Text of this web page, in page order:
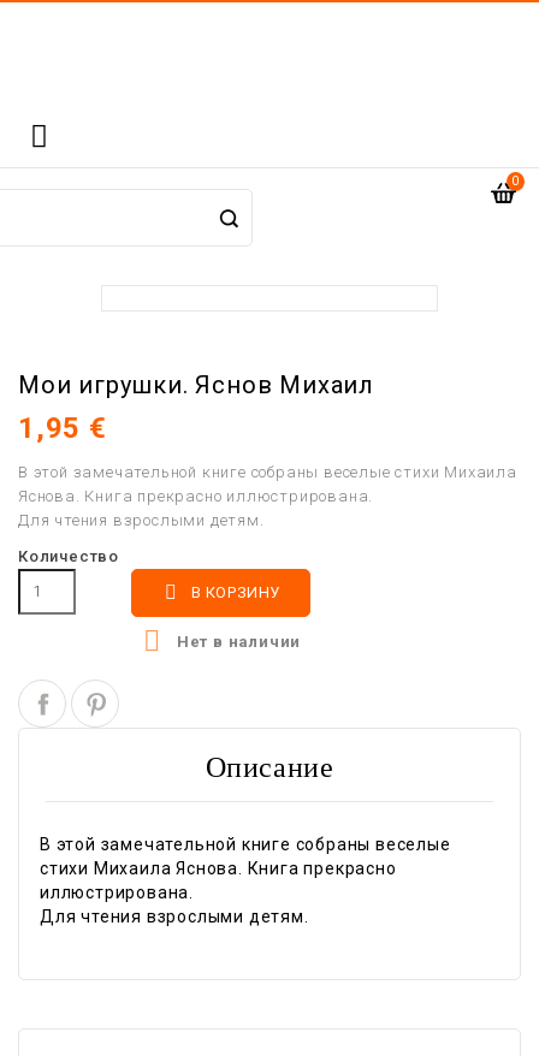

0
Мои игрушки. Яснов Михаил
1,95 €
В этой замечательной книге собраны веселые стихи Михаила
Яснова. Книга прекрасно иллюстрирована.
Для чтения взрослыми детям.
Количество
 В КОРЗИНУ
 Нет в наличии
Описание
В этой замечательной книге собраны веселые
стихи Михаила Яснова. Книга прекрасно
иллюстрирована.
Для чтения взрослыми детям.